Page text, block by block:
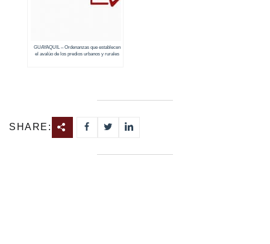
GUAYAQUIL – Ordenanzas que establecen
el avalúo de los predios urbanos y rurales
SHARE: